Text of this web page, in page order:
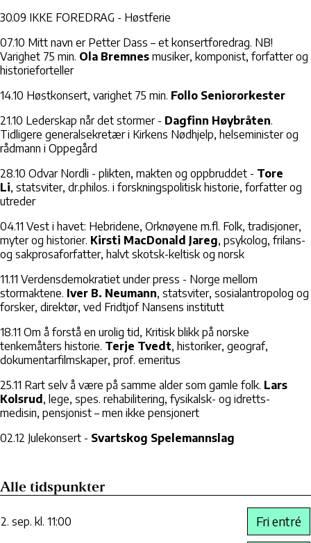
30.09 IKKE FOREDRAG - Høstferie
07.10 Mitt navn er Petter Dass – et konsertforedrag. NB!
Varighet 75 min. Ola Bremnes musiker, komponist, forfatter og
historieforteller
14.10 Høstkonsert, varighet 75 min. Follo Seniororkester
21.10 Lederskap når det stormer - Dagfinn Høybråten.
Tidligere generalsekretær i Kirkens Nødhjelp, helseminister og
rådmann i Oppegård
28.10 Odvar Nordli - plikten, makten og oppbruddet - Tore
Li, statsviter, dr.philos. i forskningspolitisk historie, forfatter og
utreder
04.11 Vest i havet: Hebridene, Orknøyene m.fl. Folk, tradisjoner,
myter og historier. Kirsti MacDonald Jareg, psykolog, frilans-
og sakprosaforfatter, halvt skotsk-keltisk og norsk
11.11 Verdensdemokratiet under press - Norge mellom
stormaktene. Iver B. Neumann, statsviter, sosialantropolog og
forsker, direktør, ved Fridtjof Nansens institutt
18.11 Om å forstå en urolig tid, Kritisk blikk på norske
tenkemåters historie. Terje Tvedt, historiker, geograf,
dokumentarfilmskaper, prof. emeritus
25.11 Rart selv å være på samme alder som gamle folk. Lars
Kolsrud, lege, spes. rehabilitering, fysikalsk- og idretts-
medisin, pensjonist – men ikke pensjonert
02.12 Julekonsert - Svartskog Spelemannslag
Alle tidspunkter
2. sep. kl. 11:00 Fri entré